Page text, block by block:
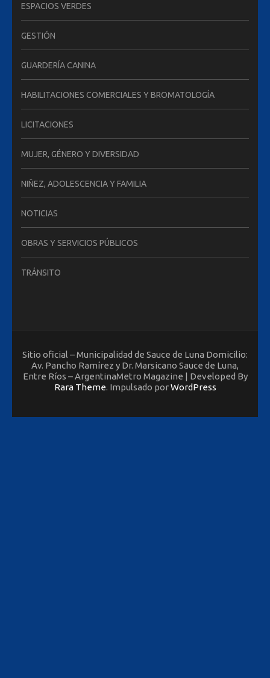
ESPACIOS VERDES
GESTIÓN
GUARDERÍA CANINA
HABILITACIONES COMERCIALES Y BROMATOLOGÍA
LICITACIONES
MUJER, GÉNERO Y DIVERSIDAD
NIÑEZ, ADOLESCENCIA Y FAMILIA
NOTICIAS
OBRAS Y SERVICIOS PÚBLICOS
TRÁNSITO
Sitio oficial – Municipalidad de Sauce de Luna Domicilio:
Av. Pancho Ramírez y Dr. Marsicano Sauce de Luna,
Entre Ríos – ArgentinaMetro Magazine | Developed By
Rara Theme. Impulsado porWordPress